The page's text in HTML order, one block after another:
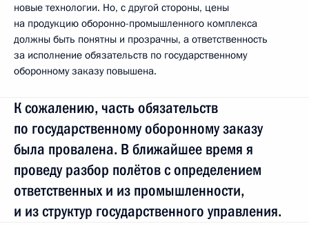
новые технологии. Но, с другой стороны, цены
на продукцию оборонно-промышленного комплекса
должны быть понятны и прозрачны, а ответственность
за исполнение обязательств по государственному
оборонному заказу повышена.
К сожалению, часть обязательств
по государственному оборонному заказу
была провалена. В ближайшее время я
проведу разбор полётов с определением
ответственных и из промышленности,
и из структур государственного управления.